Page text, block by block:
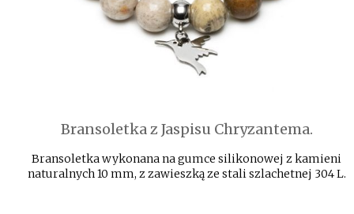
Bransoletka z Jaspisu Chryzantema.
Bransoletka wykonana na gumce silikonowej z kamieni
naturalnych 10 mm, z zawieszką ze stali szlachetnej 304 L.